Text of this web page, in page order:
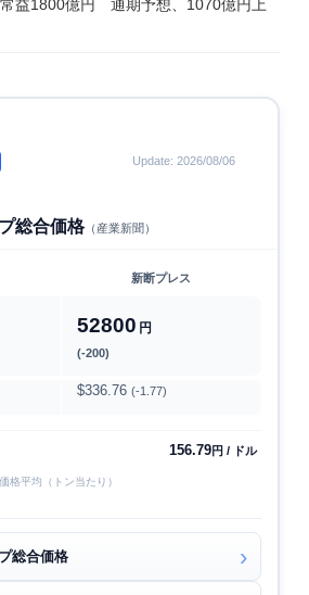
益1800億円 通期予想、1070億円上
Update: 2026/08/06
総合価格（産業新聞）
新断プレス
52800 円
(-200)
$336.76 (-1.77)
156.79円 / ドル
格平均（トン当たり）
総合価格